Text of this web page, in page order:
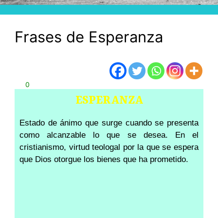
Frases de Esperanza
0
ESPERANZA
Estado de ánimo que surge cuando se presenta
como alcanzable lo que se desea. En el
cristianismo, virtud teologal por la que se espera
que Dios otorgue los bienes que ha prometido.